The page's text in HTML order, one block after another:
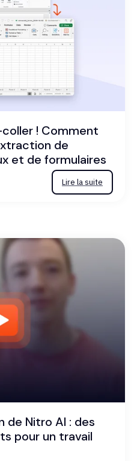
! Comment
de
et de formulaires
Lire la suite
de Nitro AI : des
pour un travail